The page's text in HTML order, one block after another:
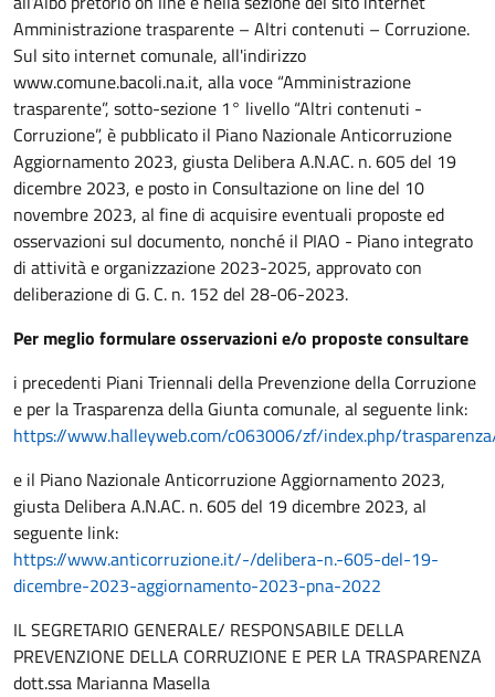
Amministrazione trasparente – Altri contenuti – Corruzione.
Sul sito internet comunale, all'indirizzo
www.comune.bacoli.na.it, alla voce “Amministrazione
trasparente”, sotto-sezione 1° livello “Altri contenuti -
Corruzione”, è pubblicato il Piano Nazionale Anticorruzione
Aggiornamento 2023, giusta Delibera A.N.AC. n. 605 del 19
dicembre 2023, e posto in Consultazione on line del 10
novembre 2023, al fine di acquisire eventuali proposte ed
osservazioni sul documento, nonché il PIAO - Piano integrato
di attività e organizzazione 2023-2025, approvato con
deliberazione di G. C. n. 152 del 28-06-2023.
Per meglio formulare osservazioni e/o proposte consultare
i precedenti Piani Triennali della Prevenzione della Corruzione
e per la Trasparenza della Giunta comunale, al seguente link:
https://www.halleyweb.com/c063006/zf/index.php/
e il Piano Nazionale Anticorruzione Aggiornamento 2023,
giusta Delibera A.N.AC. n. 605 del 19 dicembre 2023, al
seguente link:
https://www.anticorruzione.it/-/delibera-n.-605-del-19-
dicembre-2023-aggiornamento-2023-pna-2022
IL SEGRETARIO GENERALE/ RESPONSABILE DELLA
PREVENZIONE DELLA CORRUZIONE E PER LA TRASPARENZA
dott.ssa Marianna Masella